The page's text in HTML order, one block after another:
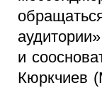
и
Кюркчиев